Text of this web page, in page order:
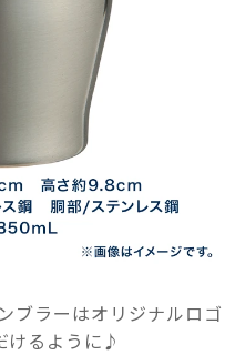
ブラーはオリジナルロゴ
けるように♪